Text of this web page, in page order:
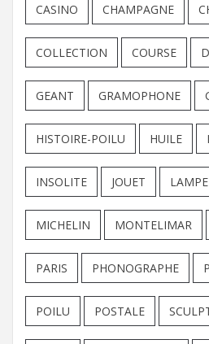
CASINO CHAMPAGNE
COLLECTION COURSE
GEANT GRAMOPHONE
HISTOIRE-POILU HUILE
INSOLITE JOUET LAMPE
MICHELIN MONTELIMAR
PARIS PHONOGRAPHE
POILU POSTALE